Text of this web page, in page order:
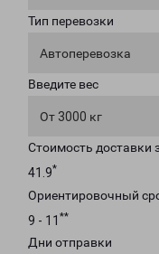
Тип перевозки
Автоперевозка
Введите вес
От 3000 кг
Стоимость доставки
41.9*
Ориентировочный
9 - 11 **
Дни отправки